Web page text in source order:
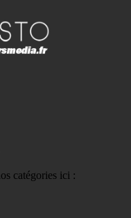
catégories ici :